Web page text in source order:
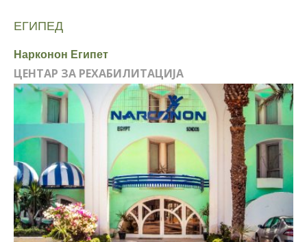
ЕГИПЕД
Нарконон Египет
ЦЕНТАР ЗА РЕХАБИЛИТАЦИЈА